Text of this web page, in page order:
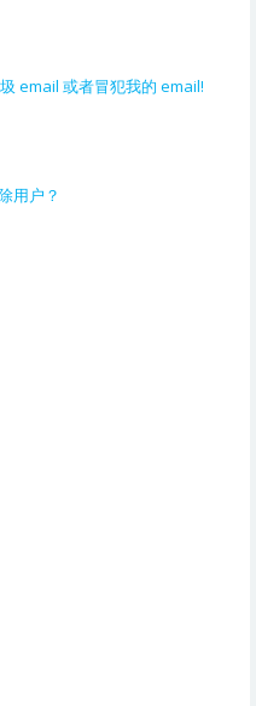
email 或者冒犯我的 email!
用户？